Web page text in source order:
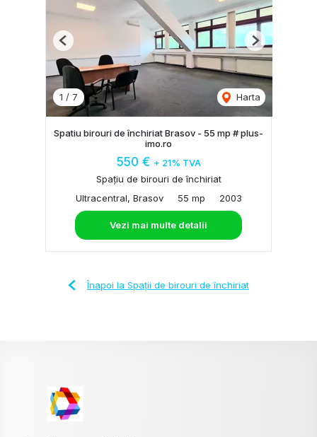
1 / 7 Harta
Previous Next
Spatiu birouri de închiriat Brasov - 55 mp # plus-
imo.ro
550 € + 21% TVA
Spațiu de birouri de închiriat
Ultracentral, Brasov
55 mp 2003
Vezi mai multe detalii
Înapoi la Spații de birouri de închiriat